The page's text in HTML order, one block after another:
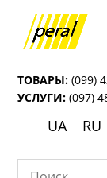
ТОВАРЫ: (099)
УСЛУГИ: (097)
UA RU